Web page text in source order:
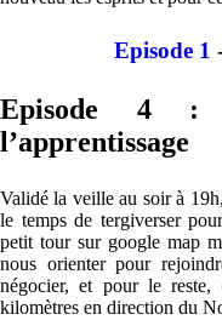
Episode 1
Episode 4
l’apprentissage
Validé la veille au soir à
le temps de tergiverser
petit tour sur google map
nous orienter pour
négocier, et pour le
kilomètres en direction du